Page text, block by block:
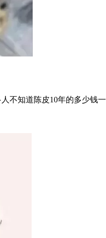
不知道陈皮10年的多少钱